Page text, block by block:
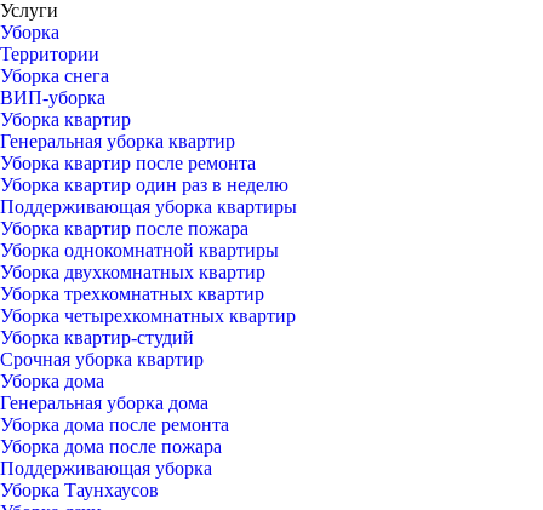
Услуги
Уборка
Территории
Уборка снега
ВИП-уборка
Уборка квартир
Генеральная уборка квартир
Уборка квартир после ремонта
Уборка квартир один раз в неделю
Поддерживающая уборка квартиры
Уборка квартир после пожара
Уборка однокомнатной квартиры
Уборка двухкомнатных квартир
Уборка трехкомнатных квартир
Уборка четырехкомнатных квартир
Уборка квартир-студий
Срочная уборка квартир
Уборка дома
Генеральная уборка дома
Уборка дома после ремонта
Уборка дома после пожара
Поддерживающая уборка
Уборка Таунхаусов